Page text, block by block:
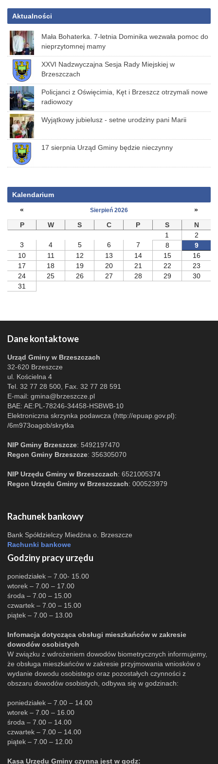
Aktualności
Mała Bohaterka. 7-letnia Dominika wezwała pomoc do
nieprzytomnej mamy
XXVI Nadzwyczajna Sesja Rady Miejskiej w
Brzeszczach
Policjanci z Oświęcimia, Kęt i Brzeszcz otrzymali nowe
radiowozy
Wyjątkowy jubielusz - setne urodziny pani Marii
17 sierpnia Urząd Gminy będzie nieczynny
Kalendarium
«
Sierpień 2026
»
P
W S C P S
N
1
2
3
4 5 6 7 8
9
10
11 12 13 14 15
16
17
18 19 20 21 22
23
24
25 26 27 28 29
30
31
Dane kontaktowe
Urząd Gminy w Brzeszczach
32-620 Brzeszcze
ul. Kościelna 4
Tel. 32 77 28 500, Fax. 32 77 28 591
E-mail: gmina@brzeszcze.pl
BAE: AE:PL-78246-34458-HSBWB-10
Elektroniczna skrzynka podawcza (http://epuap.gov.pl):
/6m973oagob/skrytka
NIP Gminy Brzeszcze: 5492197470
Regon Gminy Brzeszcze: 356305070
NIP Urzędu Gminy w Brzeszczach: 6521005374
Regon Urzędu Gminy w Brzeszczach: 000523979
Rachunek bankowy
Bank Spółdzielczy Miedźna o. Brzeszcze
Rachunki bankowe
Godziny pracy urzędu
poniedziałek – 7.00- 15.00
wtorek – 7.00 – 17.00
środa – 7.00 – 15.00
czwartek – 7.00 – 15.00
piątek – 7.00 – 13.00
Infomacja dotycząca obsługi mieszkańców w zakresie
dowodów osobistych
W związku z wdrożeniem dowodów biometrycznych informujemy,
że obsługa mieszkańców w zakresie przyjmowania wniosków o
wydanie dowodu osobistego oraz pozostałych czynności z
obszaru dowodów osobistych, odbywa się w godzinach:
poniedziałek – 7.00 – 14.00
wtorek – 7.00 – 16.00
środa – 7.00 – 14.00
czwartek – 7.00 – 14.00
piątek – 7.00 – 12.00
Kasa Urzędu Gminy czynna jest w godz: